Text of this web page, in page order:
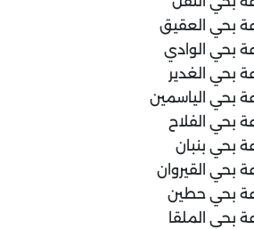
بحي العقيق
بحي الوادي
بحي الغدير
بحي الياسمين
بحي الفلاح
بحي بنبان
بحي القيروان
بحي حطين
بحي الملقا